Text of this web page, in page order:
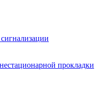
прокладки